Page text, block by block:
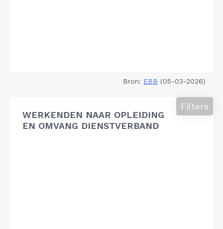
Bron: EBB (05-03-2026)
WERKENDEN NAAR OPLEIDING
EN OMVANG DIENSTVERBAND
Filters